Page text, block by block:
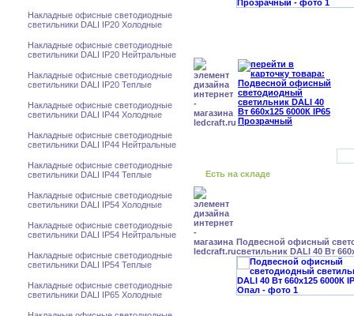
Накладные офисные светодиодные
светильники DALI IP20 Холодные
Накладные офисные светодиодные
светильники DALI IP20 Нейтральные
Накладные офисные светодиодные
светильники DALI IP20 Теплые
Накладные офисные светодиодные
светильники DALI IP44 Холодные
Накладные офисные светодиодные
светильники DALI IP44 Нейтральные
Накладные офисные светодиодные
светильники DALI IP44 Теплые
Накладные офисные светодиодные
светильники DALI IP54 Холодные
Накладные офисные светодиодные
светильники DALI IP54 Нейтральные
Накладные офисные светодиодные
светильники DALI IP54 Теплые
Накладные офисные светодиодные
светильники DALI IP65 Холодные
Есть на складе
Подвесной офисный
светильник DALI 40 Вт